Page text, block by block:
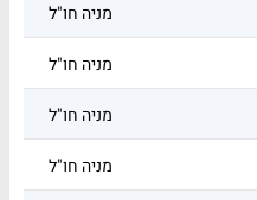
מניה חו"ל
מניה חו"ל
מניה חו"ל
מניה חו"ל